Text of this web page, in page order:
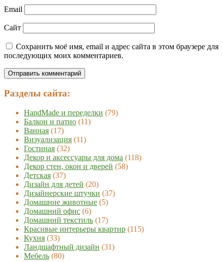
Email
Сайт
Сохранить моё имя, email и адрес сайта в этом браузере для
последующих моих комментариев.
Разделы сайта:
HandMade и переделки (79)
Балкон и патио (11)
Ванная (17)
Визуализация (11)
Гостиная (32)
Декор и аксессуары для дома (118)
Декор стен, окон и дверей (58)
Детская (37)
Дизайн для детей (20)
Дизайнерские штучки (37)
Домашние животные (5)
Домашний офис (6)
Домашний текстиль (17)
Красивые интерьеры квартир (115)
Кухня (33)
Ландшафтный дизайн (31)
Мебель (80)